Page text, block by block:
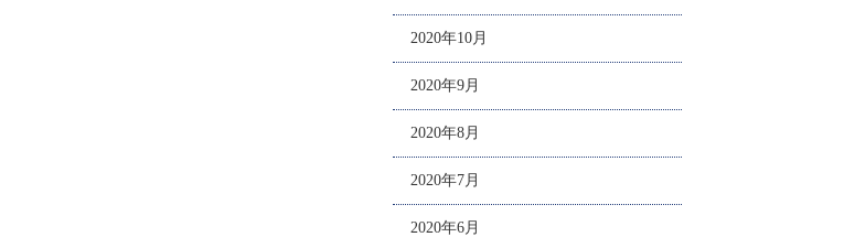
2020年10月
2020年9月
2020年8月
2020年7月
2020年6月